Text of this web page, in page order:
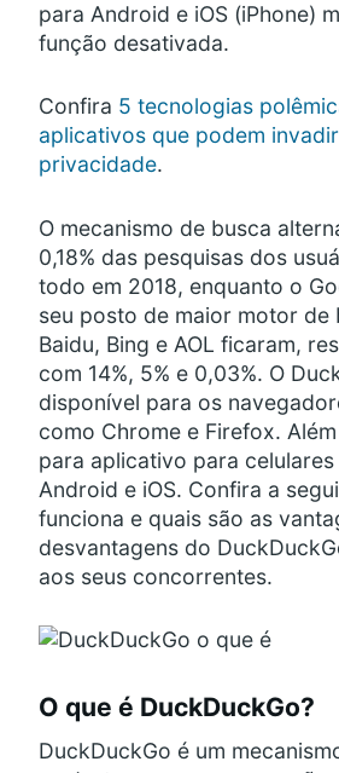
para Android e iOS (iPhone)
função desativada.
Confira 5 tecnologias
aplicativos que podem
privacidade.
O mecanismo de busca
0,18% das pesquisas dos
todo em 2018, enquanto o
seu posto de maior motor de
Baidu, Bing e AOL ficaram,
com 14%, 5% e 0,03%. O
disponível para os
como Chrome e Firefox.
para aplicativo para
Android e iOS. Confira a
funciona e quais são as
desvantagens do
aos seus concorrentes.
O que é DuckDuckGo?
DuckDuckGo é um